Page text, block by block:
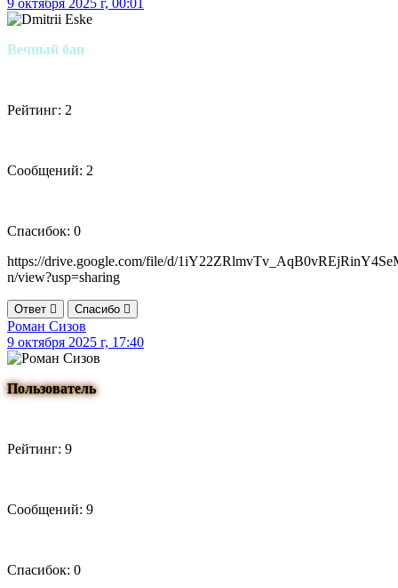
9 октября 2025 г, 00:01
Вечный бан
Рейтинг: 2
Сообщений: 2
Спасибок: 0
https://drive.google.com/file/d/
n/view?usp=sharing
Ответ Спасибо
Роман Сизов
9 октября 2025 г, 17:40
Пользователь
Рейтинг: 9
Сообщений: 9
Спасибок: 0